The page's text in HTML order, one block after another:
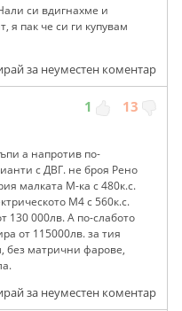
си вдигнахме и
я пак че си ги купувам
за неуместен коментар
1 13
а напротив по-
с ДВГ. не броя Рено
малката М-ка с 480к.с.
М4 с 560к.с.
130 000лв. А по-слабото
от 115000лв. за тия
без матрични фарове,
за неуместен коментар